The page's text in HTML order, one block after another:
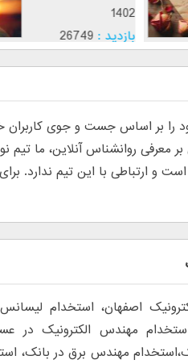
1402
بازدید : 26749
اساس جست و جوی کاربران
با این تیم ندارد. برای
اصفهان، استخدام لیسانس
مهندس الکترونیک در
مهندس برق در بانک،